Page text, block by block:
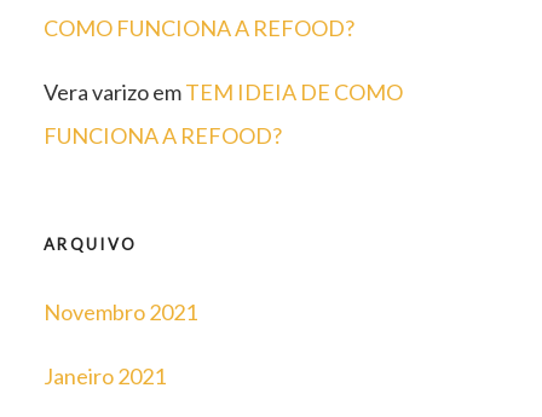
COMO FUNCIONA A REFOOD?
Vera varizoemTEM IDEIA DE COMO
FUNCIONA A REFOOD?
ARQUIVO
Novembro 2021
Janeiro 2021